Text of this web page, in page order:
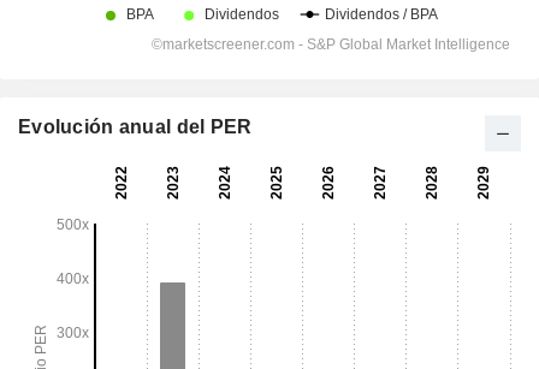
Evolución anual del PER